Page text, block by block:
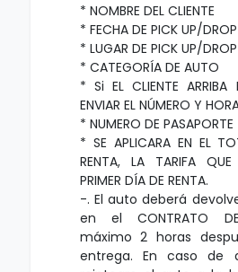
* NOMBRE DEL CLIENTE
* FECHA DE PICK UP/
* LUGAR DE PICK UP/
* CATEGORÍA DE AUTO
* Si EL CLIENTE ARRIBA
ENVIAR EL NÚMERO Y
* NUMERO DE PASAPORTE
* SE APLICARA EN EL
RENTA, LA TARIFA QUE
PRIMER DÍA DE RENTA.
-. El auto deberá
en el CONTRATO DE
máximo 2 horas
entrega. En caso de